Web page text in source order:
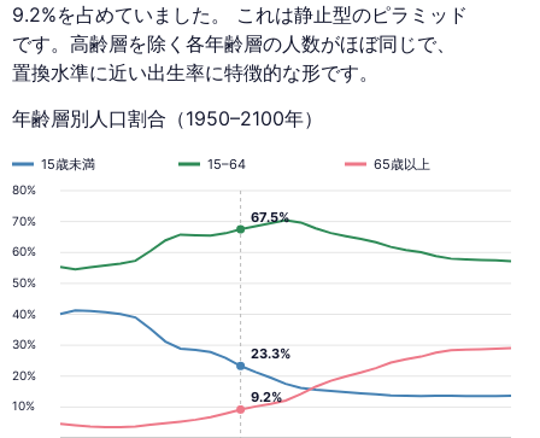
9.2%を占めていました。 これは静止型のピラミッド
です。高齢層を除く各年齢層の人数がほぼ同じで、
置換水準に近い出生率に特徴的な形です。
年齢層別人口割合（1950–2100年）
10%
20%
30%
40%
50%
60%
70%
80%
15歳未満 15–64 65歳以上
23.3%
9.2%
67.5%